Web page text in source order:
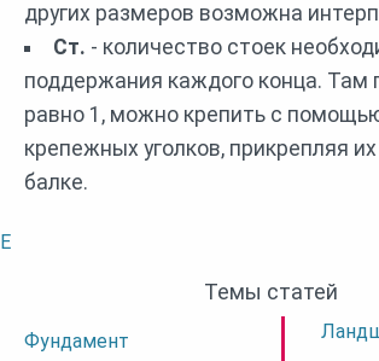
других размеров возможна
Ст. - количество стоек
поддержания каждого конца. Там
равно 1, можно крепить с
крепежных уголков, прикрепляя
балке.
E
Темы статей
Фундамент